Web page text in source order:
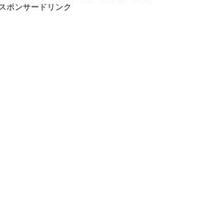
スポンサードリンク